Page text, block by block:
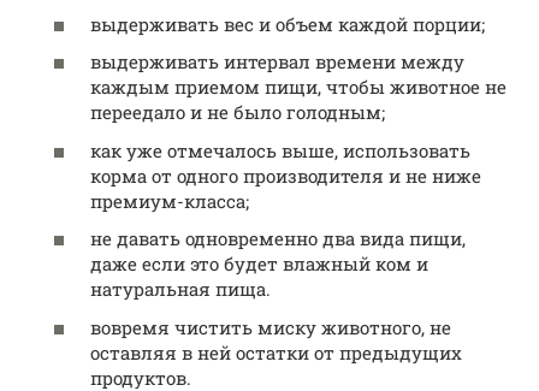
выдерживать вес и объем каждой порции;
выдерживать интервал времени между
каждым приемом пищи, чтобы животное не
переедало и не было голодным;
как уже отмечалось выше, использовать
корма от одного производителя и не ниже
премиум-класса;
не давать одновременно два вида пищи,
даже если это будет влажный ком и
натуральная пища.
вовремя чистить миску животного, не
оставляя в ней остатки от предыдущих
продуктов.